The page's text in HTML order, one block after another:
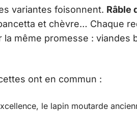
variantes foisonnent. Râble
et chèvre… Chaque
même promesse : viandes
ont en commun :
le lapin moutarde